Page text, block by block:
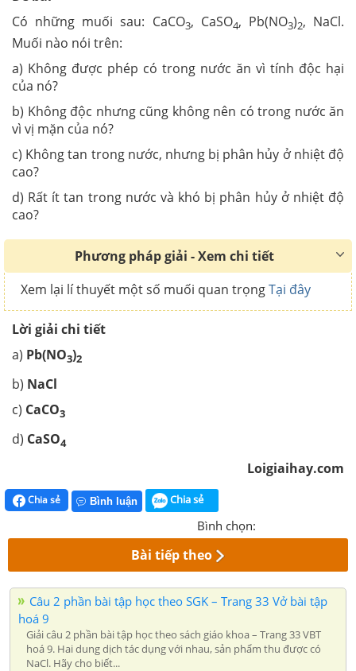
Có những muối sau: CaCO3, CaSO4, Pb(NO3)2, NaCl.
Muối nào nói trên:
a) Không được phép có trong nước ăn vì tính độc hại
của nó?
b) Không độc nhưng cũng không nên có trong nước ăn
vì vị mặn của nó?
c) Không tan trong nước, nhưng bị phân hủy ở nhiệt độ
cao?
d) Rất ít tan trong nước và khó bị phân hủy ở nhiệt độ
cao?
Phương pháp giải - Xem chi tiết
Xem lại lí thuyết một số muối quan trọngTại đây
Lời giải chi tiết
a) Pb(NO3)2
b) NaCl
c) CaCO3
d) CaSO4
Loigiaihay.com
Chia sẻ Bình luận Chia sẻ
Bình chọn:
Bài tiếp theo
Câu 2 phần bài tập học theo SGK – Trang 33 Vở bài tập
hoá 9
Giải câu 2 phần bài tập học theo sách giáo khoa – Trang 33 VBT
hoá 9. Hai dung dịch tác dụng với nhau, sản phẩm thu được có
NaCl. Hãy cho biết...